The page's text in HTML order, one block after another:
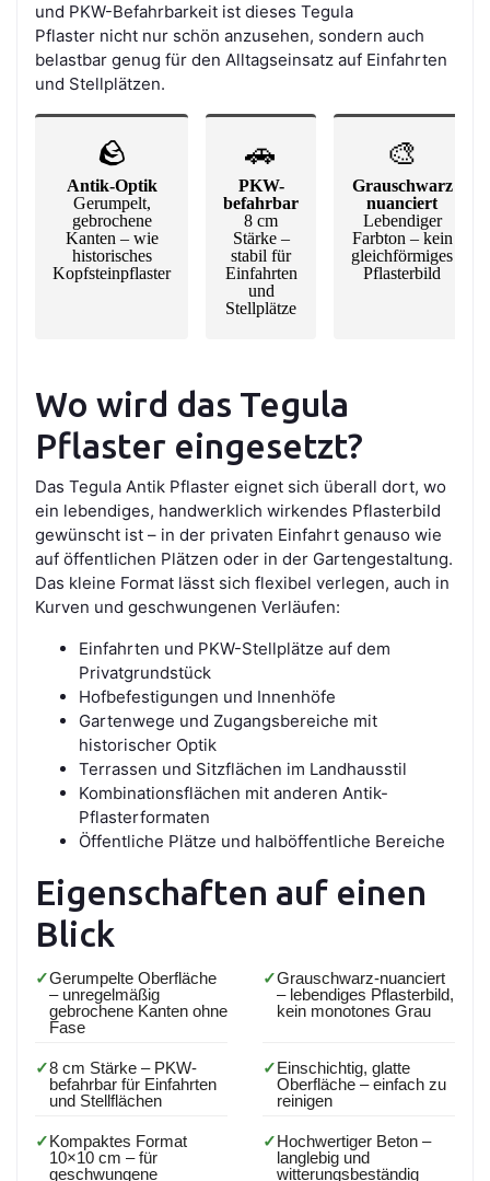
und PKW-Befahrbarkeit ist dieses Tegula
Pflaster nicht nur schön anzusehen, sondern auch
belastbar genug für den Alltagseinsatz auf Einfahrten
und Stellplätzen.
🪨
Antik-Optik
Gerumpelt,
gebrochene
Kanten – wie
historisches
Kopfsteinpflaster
🚗
PKW-
befahrbar
8 cm
Stärke –
stabil für
Einfahrten
und
Stellplätze
🎨
Grauschwarz
nuanciert
Lebendiger
Farbton – kein
gleichförmiges
Pflasterbild
Wo wird das Tegula
Pflaster eingesetzt?
Das Tegula Antik Pflaster eignet sich überall dort, wo
ein lebendiges, handwerklich wirkendes Pflasterbild
gewünscht ist – in der privaten Einfahrt genauso wie
auf öffentlichen Plätzen oder in der Gartengestaltung.
Das kleine Format lässt sich flexibel verlegen, auch in
Kurven und geschwungenen Verläufen:
Einfahrten und PKW-Stellplätze auf dem
Privatgrundstück
Hofbefestigungen und Innenhöfe
Gartenwege und Zugangsbereiche mit
historischer Optik
Terrassen und Sitzflächen im Landhausstil
Kombinationsflächen mit anderen Antik-
Pflasterformaten
Öffentliche Plätze und halböffentliche Bereiche
Eigenschaften auf einen
Blick
✓Gerumpelte Oberfläche
– unregelmäßig
gebrochene Kanten ohne
Fase
✓Grauschwarz-nuanciert
– lebendiges Pflasterbild,
kein monotones Grau
✓8 cm Stärke – PKW-
befahrbar für Einfahrten
und Stellflächen
✓Einschichtig, glatte
Oberfläche – einfach zu
reinigen
✓Kompaktes Format
10×10 cm – für
geschwungene
✓Hochwertiger Beton –
langlebig und
witterungsbeständig